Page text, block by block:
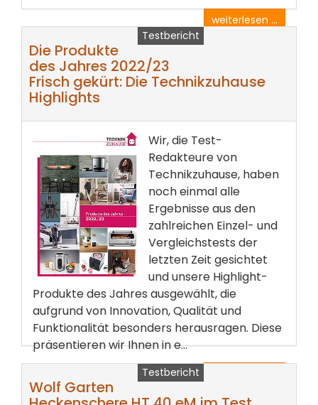
weiterlesen ...
Testbericht
Die Produkte
des Jahres 2022/23
Frisch gekürt: Die Technikzuhause
Highlights
Wir, die Test-
Redakteure von
Technikzuhause, haben
noch einmal alle
Ergebnisse aus den
zahlreichen Einzel- und
Vergleichstests der
letzten Zeit gesichtet
und unsere Highlight-
Produkte des Jahres ausgewählt, die
aufgrund von Innovation, Qualität und
Funktionalität besonders herausragen. Diese
präsentieren wir Ihnen in e...
Testbericht
Wolf Garten